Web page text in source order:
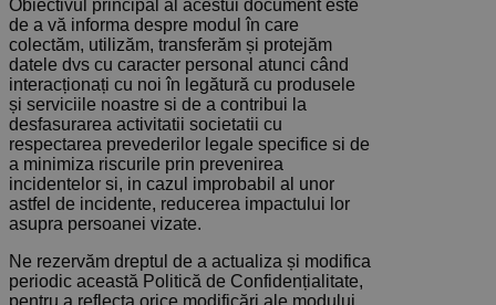
Obiectivul principal al acestui document este
de a vă informa despre modul în care
colectăm, utilizăm, transferăm și protejăm
datele dvs cu caracter personal atunci când
interacționați cu noi în legătură cu produsele
și serviciile noastre si de a contribui la
desfasurarea activitatii societatii cu
respectarea prevederilor legale specifice si de
a minimiza riscurile prin prevenirea
incidentelor si, in cazul improbabil al unor
astfel de incidente, reducerea impactului lor
asupra persoanei vizate.
Ne rezervăm dreptul de a actualiza și modifica
periodic această Politică de Confidențialitate,
pentru a reflecta orice modificări ale modului